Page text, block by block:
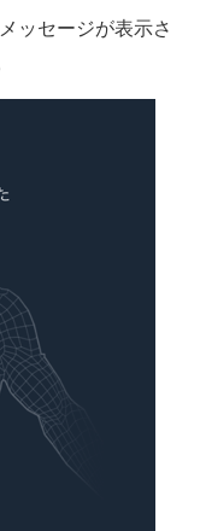
ッセージが表示さ